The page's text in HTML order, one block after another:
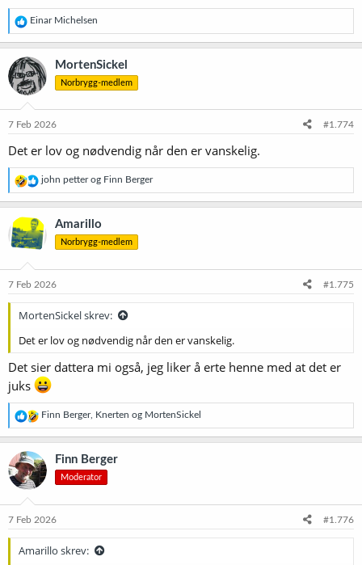
R
e
a
k
s
j
o
e
Einar Michelsen
MortenSickel
Norbrygg-medlem
7 Feb 2026 #1.774
Det er lov og nødvendig når den er vanskelig.
R
e
a
s
j
n
e
john petterog Finn Berger
Amarillo
Norbrygg-medlem
7 Feb 2026 #1.775
MortenSickel skrev:
Det er lov og nødvendig når den er vanskelig.
Det sier dattera mi også, jeg liker å erte henne med at det er
juks
R
e
a
s
j
n
e
Finn Berger, Knerten og MortenSickel
Finn Berger
Moderator
7 Feb 2026 #1.776
Amarillo skrev: